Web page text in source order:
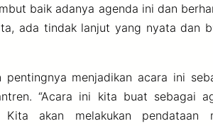
baik adanya agenda ini dan
ada tindak lanjut yang nyata dan
pentingnya menjadikan acara ini
“Acara ini kita buat sebagai
Kita akan melakukan pendataan